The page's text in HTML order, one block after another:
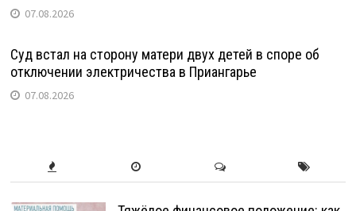
07.08.2026
Суд встал на сторону матери двух детей в споре об
отключении электричества в Приангарье
07.08.2026